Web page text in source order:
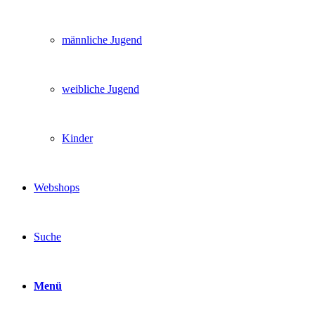
männliche Jugend
weibliche Jugend
Kinder
Webshops
Suche
Menü